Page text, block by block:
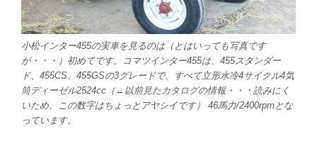
小松インター455の実車を見るのは（とはいっても写真です
が・・・）初めてです。コマツインター455は、455スタンダー
ド、455CS、455GSの3グレードで、すべて立形水冷4サイクル4気
筒ディーゼル2524cc（←以前見たカタログの情報・・・読みにく
いため、この数字はちょっとアヤシイです） 46馬力/2400rpmとな
っています。